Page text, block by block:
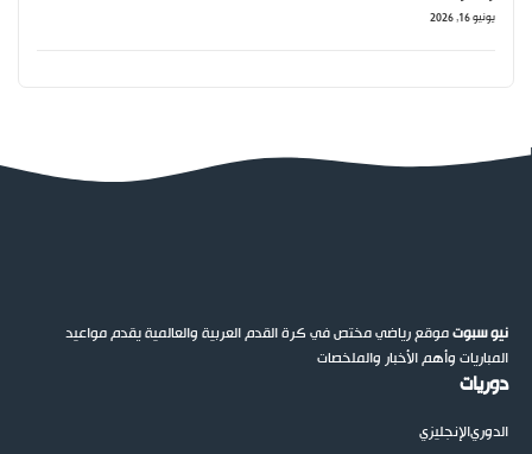
يونيو 16, 2026
نيو سبوتموقع رياضي مختص في كرة القدم العربية والعالمية يقدم مواعيد
المباريات وأهم الأخبار والملخصات
دوريات
الدوريالإنجليزي